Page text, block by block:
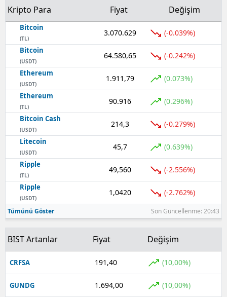
Kripto Para Fiyat Değişim
Bitcoin
(TL)
3.070.629 (-0.039%)
Bitcoin
(USDT)
64.580,65 (-0.242%)
Ethereum
(USDT)
1.911,79 (0.073%)
Ethereum
(TL)
90.916 (0.296%)
Bitcoin Cash
(USDT)
214,3 (-0.279%)
Litecoin
(USDT)
45,7 (0.639%)
Ripple
(TL)
49,560 (-2.556%)
Ripple
(USDT)
1,0420 (-2.762%)
Tümünü Göster Son Güncellenme: 20:43
BIST Artanlar Fiyat Değişim
CRFSA 191,40 (10,00%)
GUNDG 1.694,00 (10,00%)